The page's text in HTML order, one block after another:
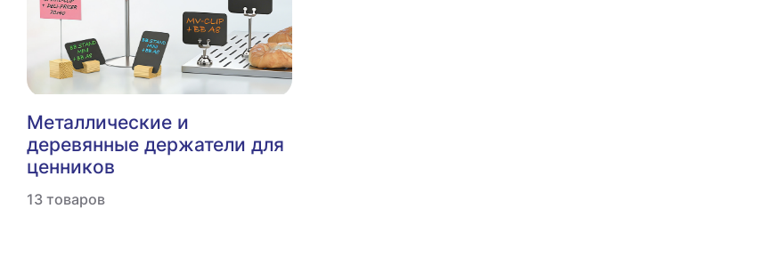
Металлические и
деревянные держатели для
ценников
13 товаров